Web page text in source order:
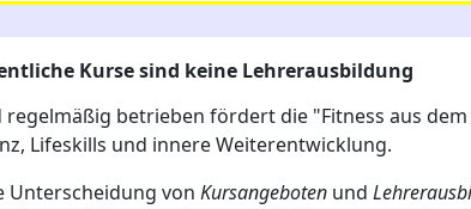
Kurse sind keine Lehrerausbildung
betrieben fördert die "Fitness aus
Lifeskills und innere Weiterentwicklung.
Unterscheidung von Kursangeboten und